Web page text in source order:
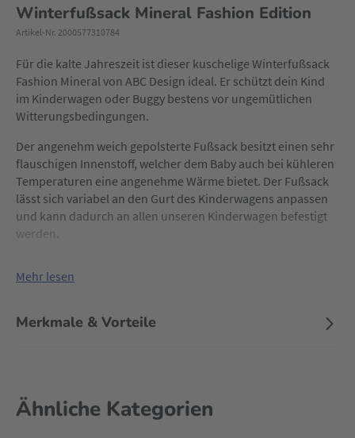
Winterfußsack Mineral Fashion Edition
Artikel-Nr. 2000577310784
Für die kalte Jahreszeit ist dieser kuschelige Winterfußsack
Fashion Mineral von ABC Design ideal. Er schützt dein Kind
im Kinderwagen oder Buggy bestens vor ungemütlichen
Witterungsbedingungen.
Der angenehm weich gepolsterte Fußsack besitzt einen sehr
flauschigen Innenstoff, welcher dem Baby auch bei kühleren
Temperaturen eine angenehme Wärme bietet. Der Fußsack
lässt sich variabel an den Gurt des Kinderwagens anpassen
und kann dadurch an allen unseren Kinderwagen befestigt
werden.
Mehr lesen
Merkmale & Vorteile
Ähnliche Kategorien